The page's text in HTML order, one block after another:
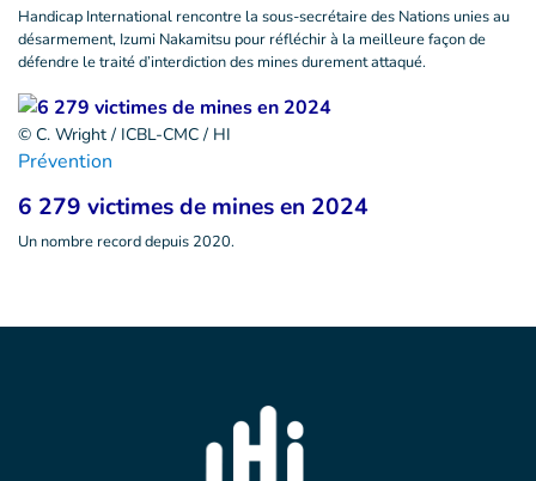
Handicap International rencontre la sous-secrétaire des Nations unies au
désarmement, Izumi Nakamitsu pour réfléchir à la meilleure façon de
défendre le traité d’interdiction des mines durement attaqué.
© C. Wright / ICBL-CMC / HI
Prévention
6 279 victimes de mines en 2024
Un nombre record depuis 2020.